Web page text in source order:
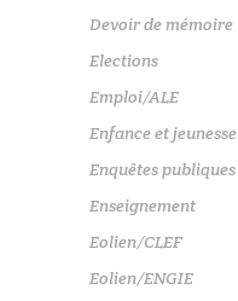
Devoir de mémoire
Elections
Emploi/ALE
Enfance et jeunesse
Enquêtes publiques
Enseignement
Eolien/CLEF
Eolien/ENGIE